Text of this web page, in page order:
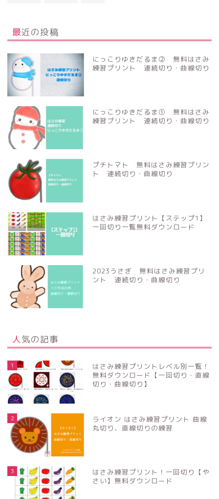
最近の投稿
にっこりゆきだるま② 無料はさみ
練習プリント 連続切り・曲線切り
にっこりゆきだるま① 無料はさみ
練習プリント 連続切り・曲線切り
プチトマト 無料はさみ練習プリン
ト 連続切り・曲線切り
はさみ練習プリント【ステップ1】
一回切り一覧無料ダウンロード
2023うさぎ 無料はさみ練習プリ
ント 連続切り・曲線切り
人気の記事
1
はさみ練習プリントレベル別一覧！
無料ダウンロード【一回切り・直線
切り・曲線切り】
2
ライオン はさみ練習プリント 曲線
丸切り、直線切りの練習
3
はさみ練習プリント！一回切り【や
さい】無料ダウンロード